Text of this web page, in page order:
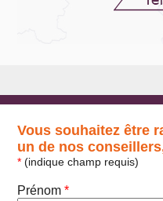
Vous souhaitez être
un de nos
* (indique champ requis)
Prénom*